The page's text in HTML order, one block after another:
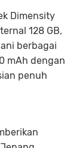
Dimensity
128 GB,
berbagai
mAh dengan
penuh